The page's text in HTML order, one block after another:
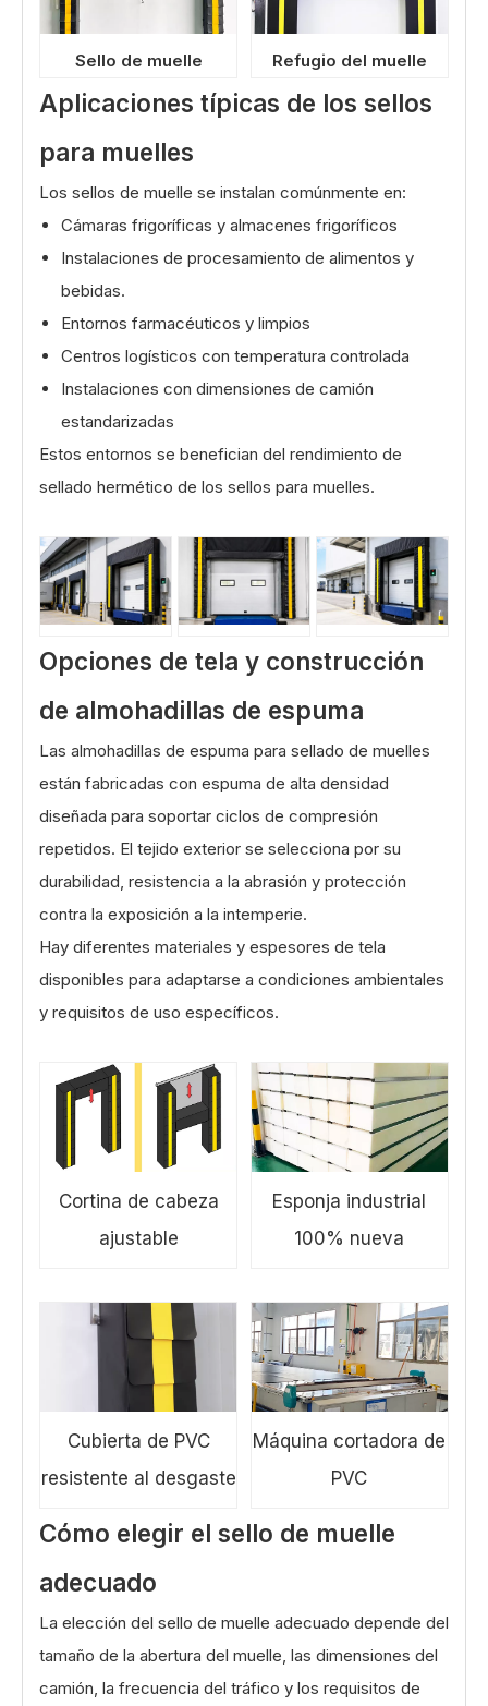
Sello de muelle Refugio del muelle
Aplicaciones típicas de los sellos
para muelles
Los sellos de muelle se instalan comúnmente en:
Cámaras frigoríficas y almacenes frigoríficos
Instalaciones de procesamiento de alimentos y
bebidas.
Entornos farmacéuticos y limpios
Centros logísticos con temperatura controlada
Instalaciones con dimensiones de camión
estandarizadas
Estos entornos se benefician del rendimiento de
sellado hermético de los sellos para muelles.
Opciones de tela y construcción
de almohadillas de espuma
Las almohadillas de espuma para sellado de muelles
están fabricadas con espuma de alta densidad
diseñada para soportar ciclos de compresión
repetidos. El tejido exterior se selecciona por su
durabilidad, resistencia a la abrasión y protección
contra la exposición a la intemperie.
Hay diferentes materiales y espesores de tela
disponibles para adaptarse a condiciones ambientales
y requisitos de uso específicos.
Cortina de cabeza
ajustable
Esponja industrial
100% nueva
Cubierta de PVC
resistente al desgaste
Máquina cortadora de
PVC
Cómo elegir el sello de muelle
adecuado
La elección del sello de muelle adecuado depende del
tamaño de la abertura del muelle, las dimensiones del
camión, la frecuencia del tráfico y los requisitos de